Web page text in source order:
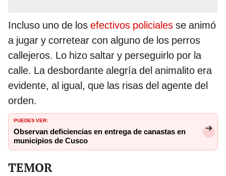
Incluso uno de los efectivos policiales se animó
a jugar y corretear con alguno de los perros
callejeros. Lo hizo saltar y perseguirlo por la
calle. La desbordante alegría del animalito era
evidente, al igual, que las risas del agente del
orden.
PUEDES VER:
Observan deficiencias en entrega de canastas en
municipios de Cusco
TEMOR